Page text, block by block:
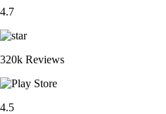
4.7
320k Reviews
4.5